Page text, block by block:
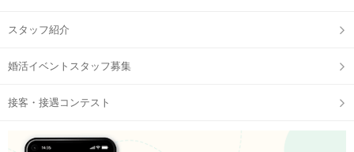
スタッフ紹介
婚活イベントスタッフ募集
接客・接遇コンテスト